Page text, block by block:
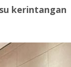
kerintangan